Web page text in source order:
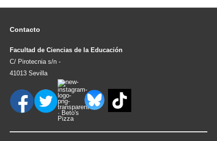
Contacto
Facultad de Ciencias de la Educación
C/ Pirotecnia s/n -
41013 Sevilla